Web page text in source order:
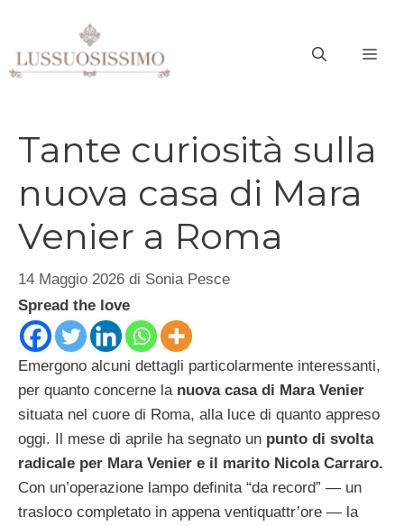
contenuto
Tante curiosità sulla
nuova casa di Mara
Venier a Roma
14 Maggio 2026 di Sonia Pesce
Spread the love
Emergono alcuni dettagli particolarmente interessanti,
per quanto concerne la nuova casa di Mara Venier
situata nel cuore di Roma, alla luce di quanto appreso
oggi. Il mese di aprile ha segnato un punto di svolta
radicale per Mara Venier e il marito Nicola Carraro.
Con un’operazione lampo definita “da record” — un
trasloco completato in appena ventiquattr’ore — la